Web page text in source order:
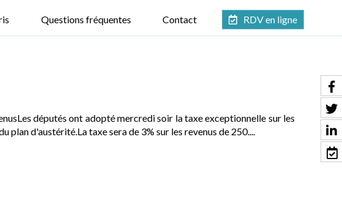
Questions fréquentes Contact RDV en ligne
députés ont adopté mercredi soir la taxe exceptionnelle sur les
d'austérité.La taxe sera de 3% sur les revenus de 250....